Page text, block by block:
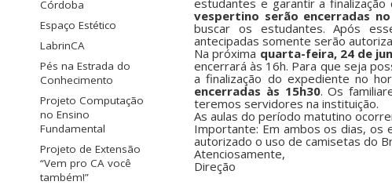
Córdoba
Espaço Estético
LabrinCA
Pés na Estrada do
Conhecimento
Projeto Computação
no Ensino
Fundamental
Projeto de Extensão
“Vem pro CA você
também!”
estudantes e garantir a
vespertino serão encerradas
buscar os estudantes. Após
antecipadas somente serão
Na próxima quarta-feira, 24 de
encerrará às 16h. Para que seja
a finalização do expediente no
encerradas às 15h30. Os
teremos servidores na instituição.
As aulas do período matutino
Importante: Em ambos os dias, os
autorizado o uso de camisetas do
Atenciosamente,
Direção